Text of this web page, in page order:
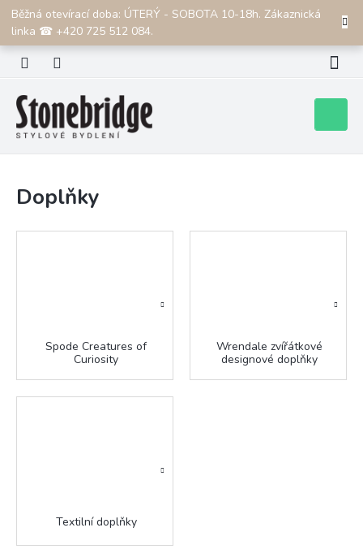
Přejít
obsah
Běžná otevírací doba: ÚTERÝ - SOBOTA 10-18h. Zákaznická
linka ☎ +420 725 512 084.
CZK
košík
Doplňky
Spode Creatures of
Curiosity
Wrendale zvířátkové
designové doplňky
Textilní doplňky